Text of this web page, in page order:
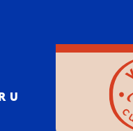
U